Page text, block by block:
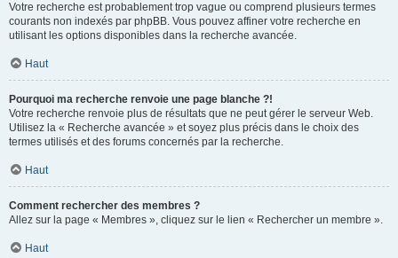
Votre recherche est probablement trop vague ou comprend plusieurs termes
courants non indexés par phpBB. Vous pouvez affiner votre recherche en
utilisant les options disponibles dans la recherche avancée.
Haut
Pourquoi ma recherche renvoie une page blanche ?!
Votre recherche renvoie plus de résultats que ne peut gérer le serveur Web.
Utilisez la « Recherche avancée » et soyez plus précis dans le choix des
termes utilisés et des forums concernés par la recherche.
Haut
Comment rechercher des membres ?
Allez sur la page « Membres », cliquez sur le lien « Rechercher un membre ».
Haut